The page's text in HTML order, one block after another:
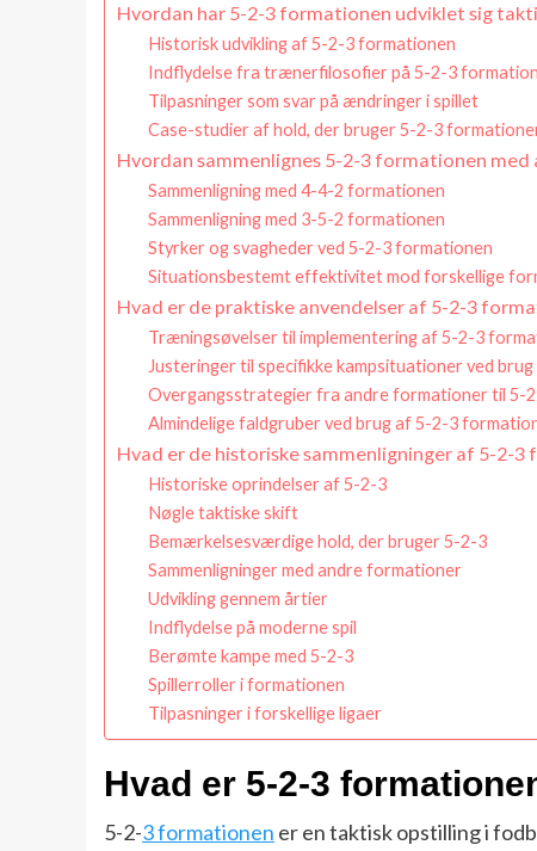
Hvordan har 5-2-3 formationen udviklet sig
Historisk udvikling af 5-2-3 formationen
Indflydelse fra trænerfilosofier på 5-2-3
Tilpasninger som svar på ændringer i spillet
Case-studier af hold, der bruger 5-2-3
Hvordan sammenlignes 5-2-3 formationen
Sammenligning med 4-4-2 formationen
Sammenligning med 3-5-2 formationen
Styrker og svagheder ved 5-2-3 formationen
Situationsbestemt effektivitet mod forskellige
Hvad er de praktiske anvendelser af 5-2-3
Træningsøvelser til implementering af 5-2-3
Justeringer til specifikke kampsituationer ved
Overgangsstrategier fra andre formationer til 5-
Almindelige faldgruber ved brug af 5-2-3
Hvad er de historiske sammenligninger af 5-2-3
Historiske oprindelser af 5-2-3
Nøgle taktiske skift
Bemærkelsesværdige hold, der bruger 5-2-3
Sammenligninger med andre formationer
Udvikling gennem årtier
Indflydelse på moderne spil
Berømte kampe med 5-2-3
Spillerroller i formationen
Tilpasninger i forskellige ligaer
Hvad er 5-2-3
5-2-3 formationen er en taktisk opstilling i